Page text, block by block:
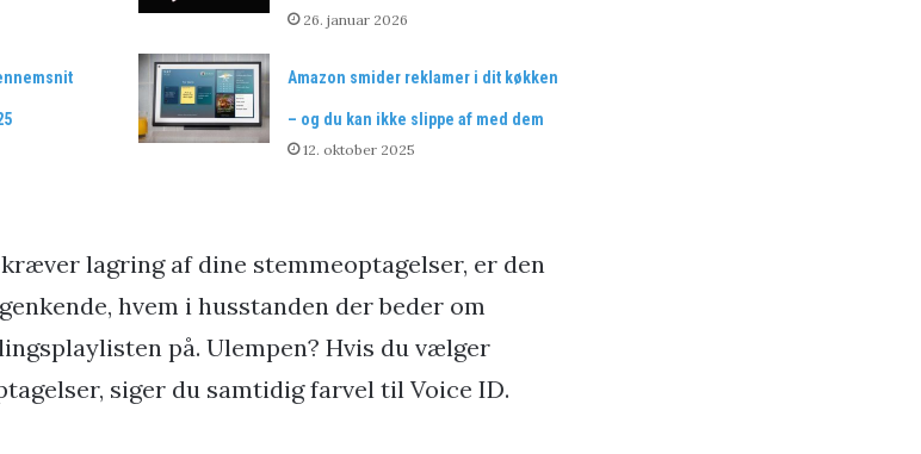
26. januar 2026
Amazon smider reklamer i dit køkken
– og du kan ikke slippe af med dem
12. oktober 2025
lagring af dine stemmeoptagelser, er den
hvem i husstanden der beder om
på. Ulempen? Hvis du vælger
siger du samtidig farvel til Voice ID.